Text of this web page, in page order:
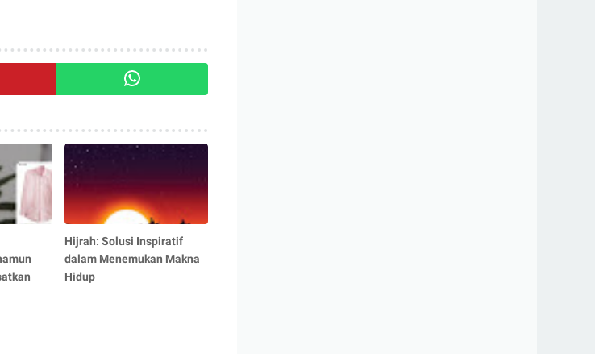
Hijrah: Solusi Inspiratif
dalam Menemukan Makna
Hidup